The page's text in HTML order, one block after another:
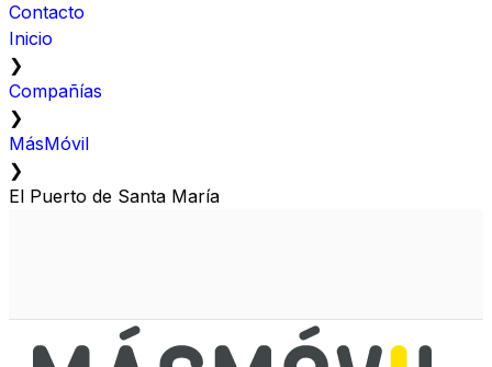
Contacto
Inicio
❯
Compañías
❯
MásMóvil
❯
El Puerto de Santa María